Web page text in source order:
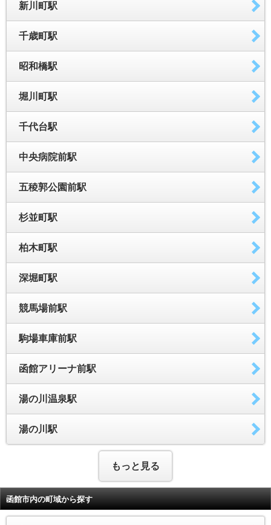
新川町駅
千歳町駅
昭和橋駅
堀川町駅
千代台駅
中央病院前駅
五稜郭公園前駅
杉並町駅
柏木町駅
深堀町駅
競馬場前駅
駒場車庫前駅
函館アリーナ前駅
湯の川温泉駅
湯の川駅
もっと見る
函館市内の町域から探す